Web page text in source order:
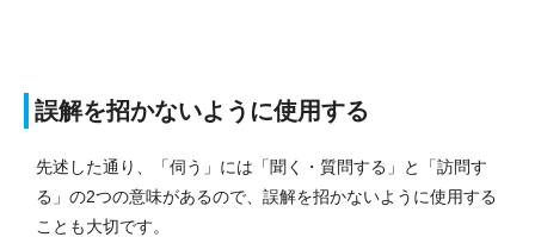
誤解を招かないように使用する
先述した通り、「伺う」には「聞く・質問する」と「訪問す
る」の2つの意味があるので、誤解を招かないように使用する
ことも大切です。